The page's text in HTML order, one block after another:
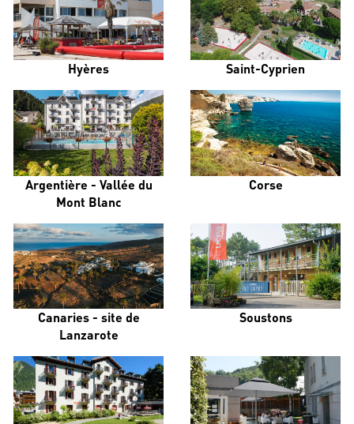
Hyères Saint-Cyprien
Argentière - Vallée du
Mont Blanc
Corse
Canaries - site de
Lanzarote
Soustons